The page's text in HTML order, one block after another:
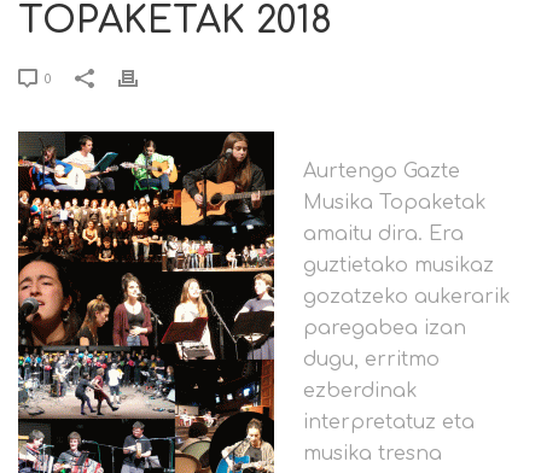
TOPAKETAK 2018
0
Aurtengo Gazte
Musika Topaketak
amaitu dira. Era
guztietako musikaz
gozatzeko aukerarik
paregabea izan
dugu, erritmo
ezberdinak
interpretatuz eta
musika tresna